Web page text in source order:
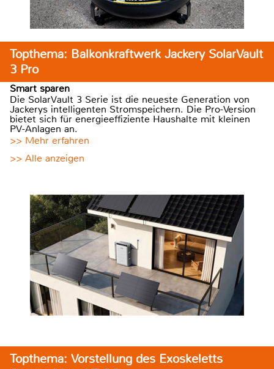
Topthema: Balkonkraftwerk Jackery SolarVault
3 Pro
Smart sparen
Die SolarVault 3 Serie ist die neueste Generation von
Jackerys intelligenten Stromspeichern. Die Pro-Version
bietet sich für energieeffiziente Haushalte mit kleinen
PV-Anlagen an.
>> Mehr erfahren
>> Alle anzeigen
Topthema: Vorstellung des Exoskeletts